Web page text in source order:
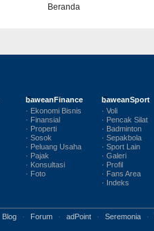
Beranda
baweanFinance
· Ekonomi Bisnis
· Finansial
· Properti
· Sosok
· Peluang Usaha
· Pajak
· Konsultasi
· Foto
baweanSport
· Voli
· Pencak Silat
· Badminton
· Sepakbola
· Sport Lain
· Galeri
· Profil
· Fans Area
· Indeks
Blog · Forum · adPoint · Seremonia ·